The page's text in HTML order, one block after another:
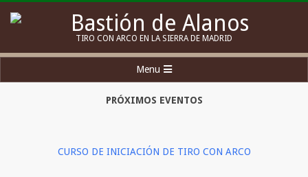
Bastión
de
Alanos
TIRO CON ARCO EN LA SIERRA DE MADRID
Navigation
Menu
PRÓXIMOS EVENTOS
CURSO DE INICIACIÓN DE TIRO CON ARCO